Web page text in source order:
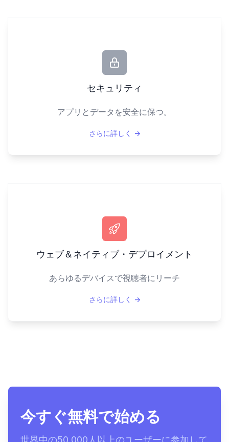
セキュリティ
アプリとデータを安全に保つ。
さらに詳しく →
ウェブ＆ネイティブ・デプロイメント
あらゆるデバイスで視聴者にリーチ
さらに詳しく →
今すぐ無料で始める
世界中の50,000人以上のユーザーに参加して